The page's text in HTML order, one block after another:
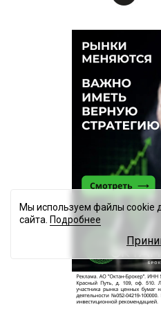
Мы используем файлы cookie
сайта. Подробнее